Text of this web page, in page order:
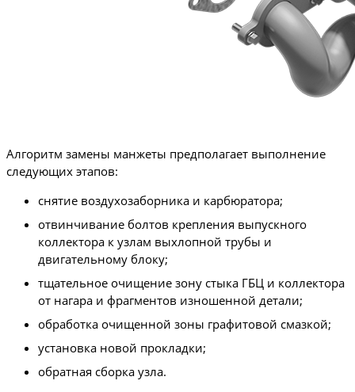
Алгоритм замены манжеты предполагает выполнение
следующих этапов:
снятие воздухозаборника и карбюратора;
отвинчивание болтов крепления выпускного
коллектора к узлам выхлопной трубы и
двигательному блоку;
тщательное очищение зону стыка ГБЦ и коллектора
от нагара и фрагментов изношенной детали;
обработка очищенной зоны графитовой смазкой;
установка новой прокладки;
обратная сборка узла.